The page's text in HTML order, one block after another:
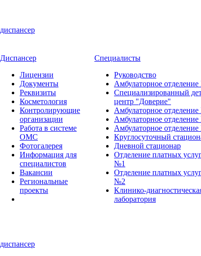
Диспансер
Лицензии
Документы
Реквизиты
Косметология
Контролирующие
организации
Работа в системе
ОМС
Фотогалерея
Информация для
специалистов
Вакансии
Региональные
проекты
Специалисты
Руководство
Амбулаторное
Специализированный
центр "Доверие"
Амбулаторное
Амбулаторное
Амбулаторное
Круглосуточный
Дневной стационар
Отделение платных
№1
Отделение платных
№2
Клинико-
лаборатория